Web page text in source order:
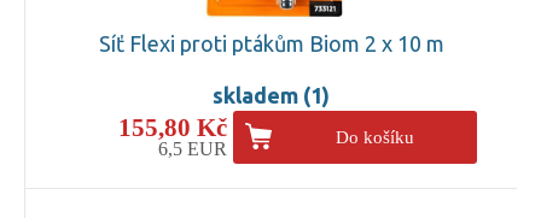
Síť Flexi proti ptákům Biom 2 x 10 m
skladem (1)
155,80 Kč
6,5 EUR
Do košíku